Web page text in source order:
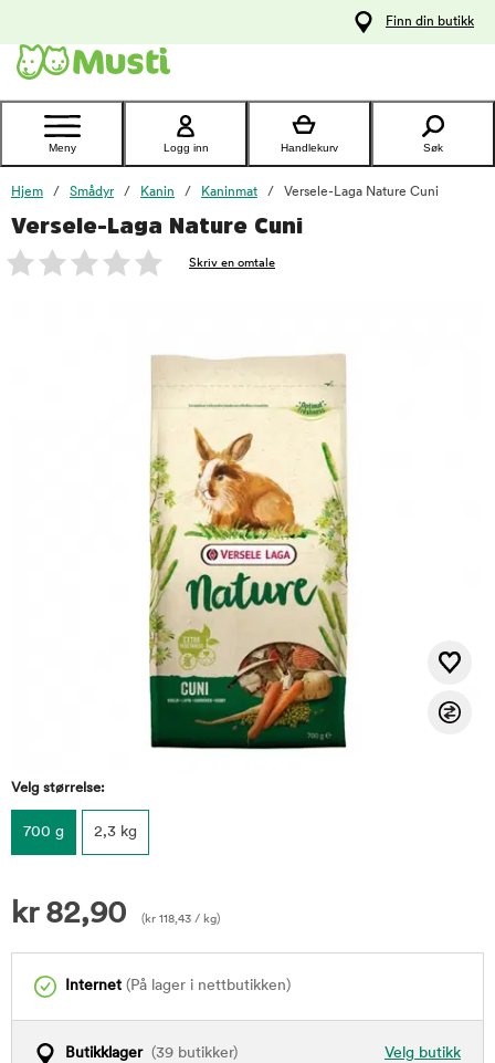
Kontakt
kundeservice
Finn din butikk
Meny Logg inn Handlekurv Søk
Hjem Smådyr Kanin Kaninmat Versele-Laga Nature Cuni
Versele-Laga Nature Cuni
Skriv en omtale
Velg størrelse:
700 g 2,3 kg
kr 82,90 ( kr 118,43 / kg)
Internet (På lager i nettbutikken)
Velg butikk
Butikklager(39 butikker)
foo